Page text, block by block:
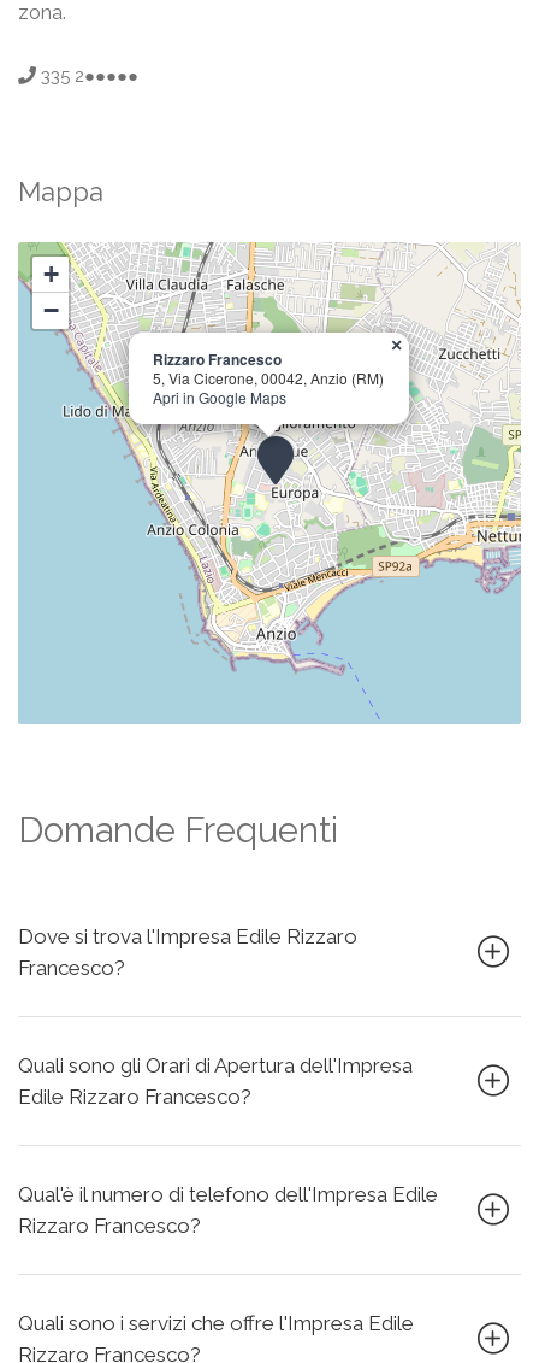
zona.
335 2●●●●●
Mappa
Rizzaro Francesco
5, Via Cicerone, 00042, Anzio (RM)
Apri in Google Maps
×
+
−
Domande Frequenti
Dove si trova l'Impresa Edile Rizzaro
Francesco?
Quali sono gli Orari di Apertura dell'Impresa
Edile Rizzaro Francesco?
Qual'è il numero di telefono dell'Impresa Edile
Rizzaro Francesco?
Quali sono i servizi che offre l'Impresa Edile
Rizzaro Francesco?